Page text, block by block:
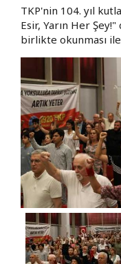
TKP'nin 104. yıl
Esir, Yarın Her
birlikte okunması ile